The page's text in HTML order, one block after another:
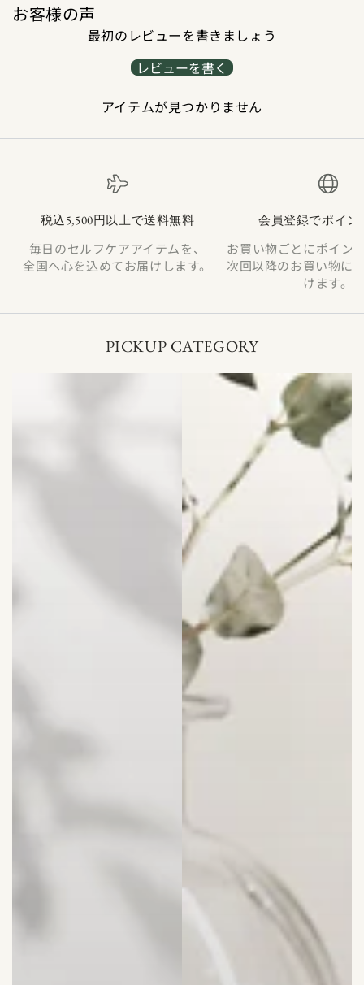
お客様の声
最初のレビューを書きましょう
レビューを書く
アイテムが見つかりません
税込5,500円以上で送料無料
毎日のセルフケアアイテムを、
全国へ心を込めてお届けします。
会員登録でポイン
お買い物ごとにポイン
次回以降のお買い物に
けます。
PICKUP CATEGORY